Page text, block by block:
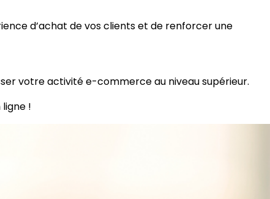
d’achat de vos clients et de renforcer une
votre activité e-commerce au niveau supérieur.
!